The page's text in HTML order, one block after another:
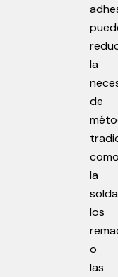
la
de
la
los
o
las